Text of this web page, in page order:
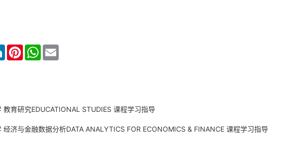
LinkedInPinterestWhatsApp
教育研究EDUCATIONAL STUDIES 课程学习指导
经济与金融数据分析DATA ANALYTICS FOR ECONOMICS & FINANCE 课程学习指导